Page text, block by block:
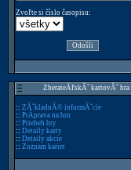
Zvoľte si číslo časopisu:
ZberateÄľskĂˇ kartovĂˇ hra
:: ZĂˇkladnĂ© informĂˇcie
:: PrĂ­prava na hru
:: Priebeh hry
:: Detaily karty
:: Detaily akcie
:: Zoznam kariet